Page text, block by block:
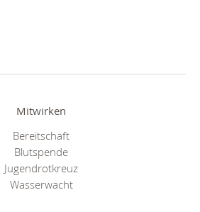
Mitwirken
Bereitschaft
Blutspende
Jugendrotkreuz
Wasserwacht